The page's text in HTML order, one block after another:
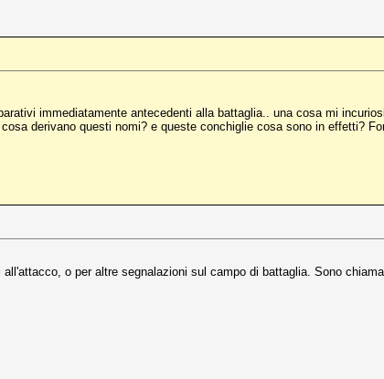
immediatamente antecedenti alla battaglia.. una cosa mi
derivano questi nomi? e queste conchiglie cosa sono in effetti?
o per altre segnalazioni sul campo di battaglia. Sono